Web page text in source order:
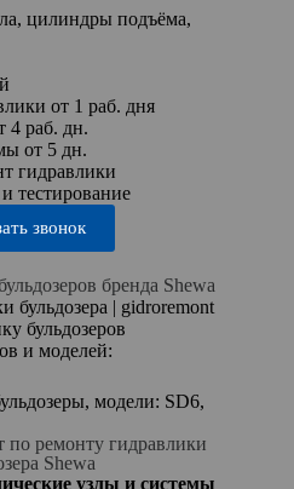
цилиндры подъёма,
от 1 раб. дня
4 раб. дн.
от 5 дн.
гидравлики
тестирование
звонок
бренда Shewa
бульдозеров
и моделей:
модели: SD6,
по ремонту гидравлики
Shewa
узлы и системы